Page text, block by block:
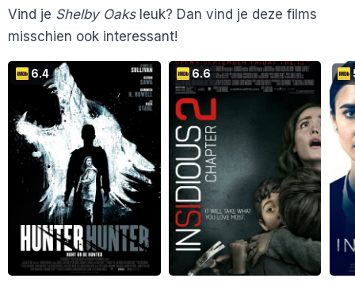
Schokkend Nieuws
Vind je Shelby Oaksleuk? Dan vind je deze films
misschien ook interessant!
6.4 6.6